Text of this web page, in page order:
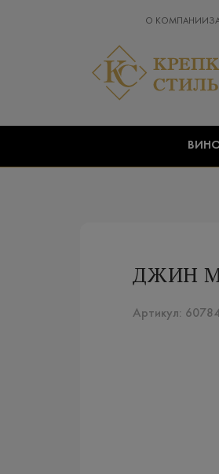
О КОМПАНИИ
ДЖИН
Артикул: